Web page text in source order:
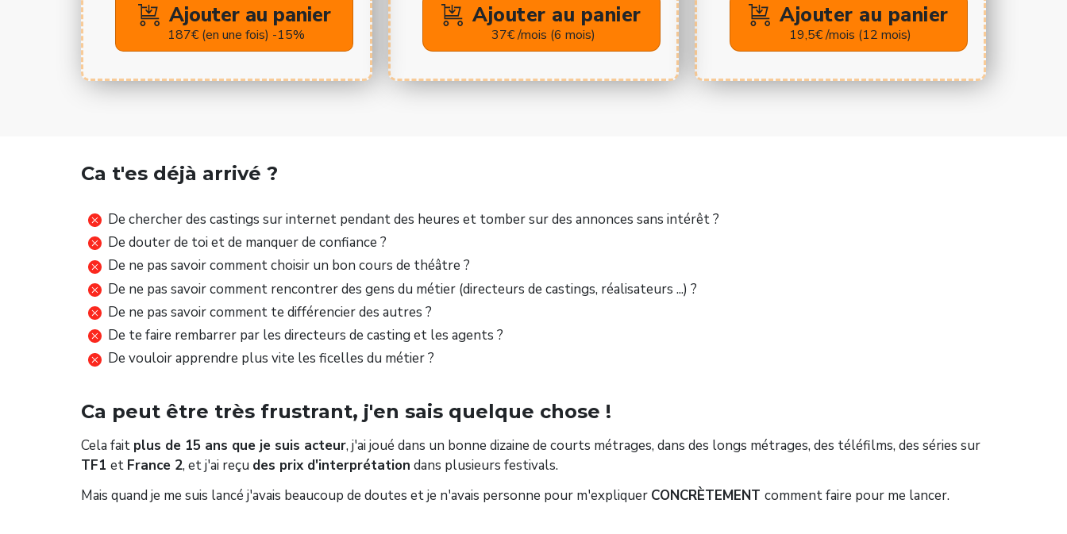
Ajouter au panier
187€ (en une fois) -15%
Ajouter au panier
37€ /mois (6 mois)
Ajouter au panier
19,5€ /mois (12 mois)
Ca t'es déjà arrivé ?
De chercher des castings sur internet pendant des heures et tomber sur des annonces sans intérêt ?
De douter de toi et de manquer de confiance ?
De ne pas savoir comment choisir un bon cours de théâtre ?
De ne pas savoir comment rencontrer des gens du métier (directeurs de castings, réalisateurs ...) ?
De ne pas savoir comment te différencier des autres ?
De te faire rembarrer par les directeurs de casting et les agents ?
De vouloir apprendre plus vite les ficelles du métier ?
Ca peut être très frustrant, j'en sais quelque chose !
Cela fait plus de 15 ans que je suis acteur, j'ai joué dans un bonne dizaine de courts métrages, dans des longs métrages, des téléfilms, des séries sur
TF1 et France 2, et j'ai reçu des prix d'interprétation dans plusieurs festivals.
Mais quand je me suis lancé j'avais beaucoup de doutes et je n'avais personne pour m'expliquer CONCRÈTEMENT comment faire pour me lancer.